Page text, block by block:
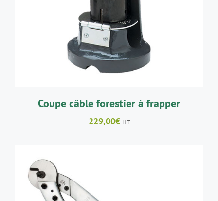
Coupe câble forestier à frapper
229,00€ HT